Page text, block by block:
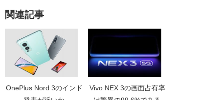
関連記事
OnePlus Nord 3のインド
Vivo NEX 3の画面占有率